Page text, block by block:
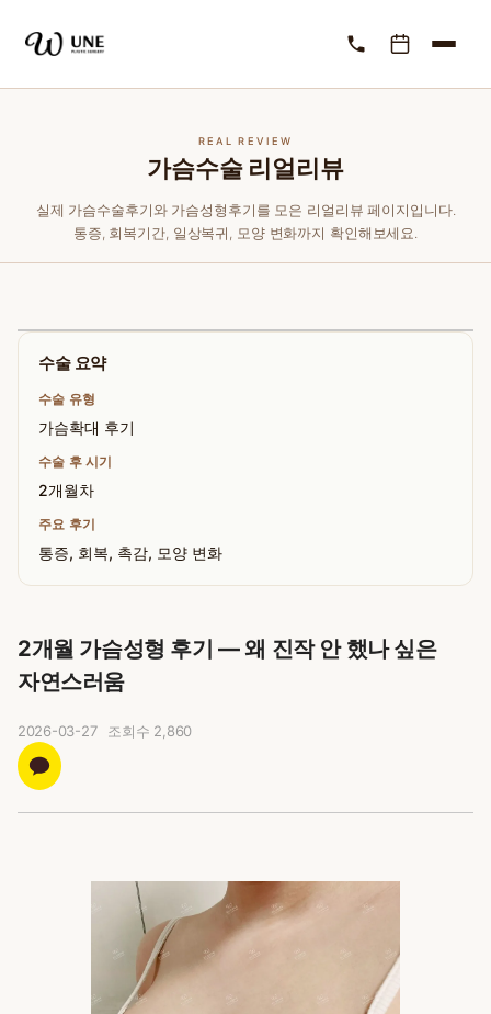
REAL REVIEW
가슴수술 리얼리뷰
실제 가슴수술후기와 가슴성형후기를 모은 리얼리뷰 페이지입니다.
통증, 회복기간, 일상복귀, 모양 변화까지 확인해보세요.
수술 요약
수술 유형
가슴확대 후기
수술 후 시기
2개월차
주요 후기
통증, 회복, 촉감, 모양 변화
2개월 가슴성형 후기 — 왜 진작 안 했나 싶은
자연스러움
2026-03-27 조회수 2,860